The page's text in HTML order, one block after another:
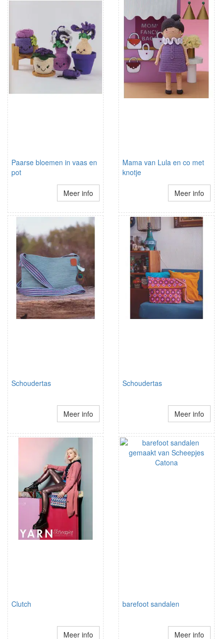
Paarse bloemen in vaas en
pot
Meer info
Mama van Lula en co met
knotje
Meer info
Schoudertas
Meer info
Schoudertas
Meer info
Clutch
Meer info
barefoot sandalen
Meer info